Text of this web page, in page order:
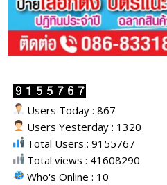
Users Today : 867
Users Yesterday : 1320
Total Users : 9155767
Total views : 41608290
Who's Online : 10